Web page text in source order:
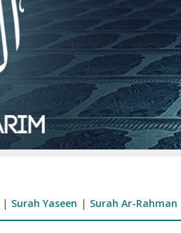
| Surah Yaseen | Surah Ar-Rahman